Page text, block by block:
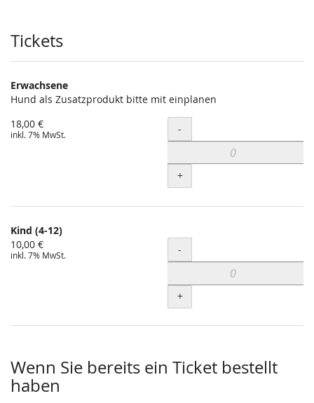
Produkte
Tickets
Erwachsene
Hund als Zusatzprodukt bitte mit einplanen
18,00 €
inkl. 7% MwSt. Menge
-
+
Kind (4-12)
10,00 €
inkl. 7% MwSt. Menge
-
+
Wenn Sie bereits ein Ticket bestellt
haben